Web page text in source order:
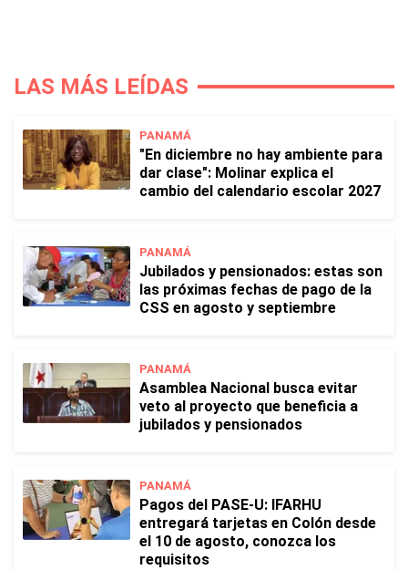
LAS MÁS LEÍDAS
PANAMÁ
"En diciembre no hay ambiente para
dar clase": Molinar explica el
cambio del calendario escolar 2027
PANAMÁ
Jubilados y pensionados: estas son
las próximas fechas de pago de la
CSS en agosto y septiembre
PANAMÁ
Asamblea Nacional busca evitar
veto al proyecto que beneficia a
jubilados y pensionados
PANAMÁ
Pagos del PASE-U: IFARHU
entregará tarjetas en Colón desde
el 10 de agosto, conozca los
requisitos